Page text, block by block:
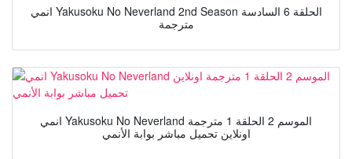
انمي Yakusoku No Neverland 2nd Season الحلقة 6 السادسة
مترجمة
انمي Yakusoku No Neverland الموسم 2 الحلقة 1 مترجمة
اونلاين تحميل مباشر بوابة الأنمي